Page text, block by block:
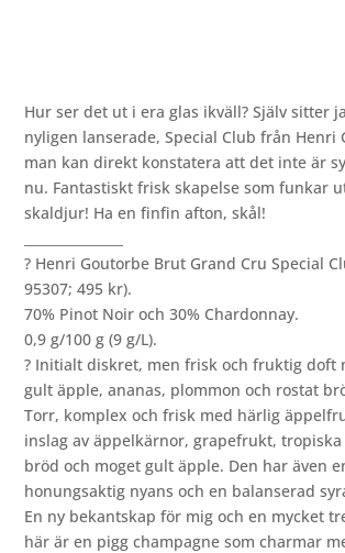
Hur ser det ut i era glas ikväll? Själv sitter
nyligen lanserade, Special Club från Henri
man kan direkt konstatera att det inte är
nu. Fantastiskt frisk skapelse som funkar
skaldjur! Ha en finfin afton, skål!
? Henri Goutorbe Brut Grand Cru Special
95307; 495 kr).
70% Pinot Noir och 30% Chardonnay.
0,9 g/100 g (9 g/L).
? Initialt diskret, men frisk och fruktig doft
gult äpple, ananas, plommon och rostat
Torr, komplex och frisk med härlig
inslag av äppelkärnor, grapefrukt,
bröd och moget gult äpple. Den har även
honungsaktig nyans och en balanserad
En ny bekantskap för mig och en mycket
här är en pigg champagne som charmar